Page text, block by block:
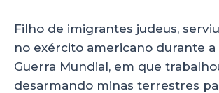
Filho de imigrantes judeus,
no exército americano durante a
Guerra Mundial, em que
desarmando minas terrestres